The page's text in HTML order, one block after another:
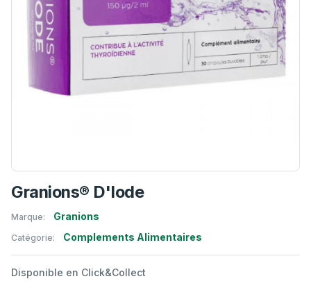
Granions® D'Iode
Marque: Granions
Catégorie: Complements Alimentaires
Disponible en Click&Collect